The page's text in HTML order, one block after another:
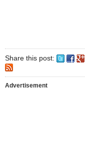
Share this post:
Advertisement